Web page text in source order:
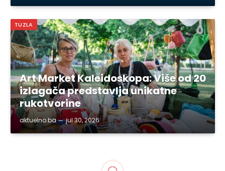
TUZLA
Art Market Kaleidoskopa: Više od 20
izlagača predstavlja unikatne
rukotvorine
aktuelno.ba jul 30, 2026